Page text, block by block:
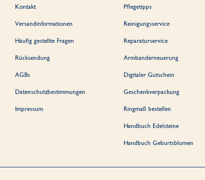
Kontakt
Versandinformationen
Häufig gestellte Fragen
Rücksendung
AGBs
Datenschutzbestimmungen
Impressum
Pflegetipps
Reinigungsservice
Reparaturservice
Armbanderneuerung
Digitaler Gutschein
Geschenkverpackung
Ringmaß bestellen
Handbuch Edelsteine
Handbuch Geburtsblumen